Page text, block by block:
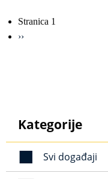
Obilježavanje
strana
Stranica 1
Sljedeća
››
Kategorije
Svi događaji